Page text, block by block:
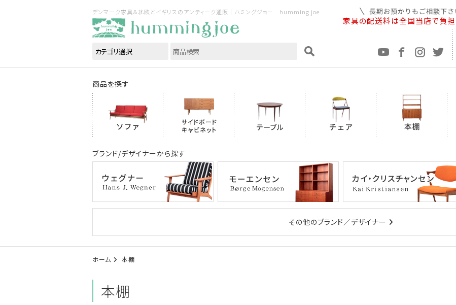
デンマーク家具＆北欧とイギリスのアンティーク通販｜ハミングジョー humming joe
家具の配送料は全国当店で負担
商品を探す
ブランド/デザイナーから探す
その他のブランド／デザイナー
ホーム 本棚
本棚